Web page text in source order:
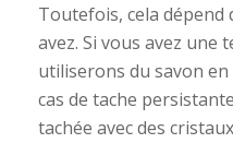
Toutefois, cela dépend
avez. Si vous avez une
utiliserons du savon
cas de tache
tachée avec des